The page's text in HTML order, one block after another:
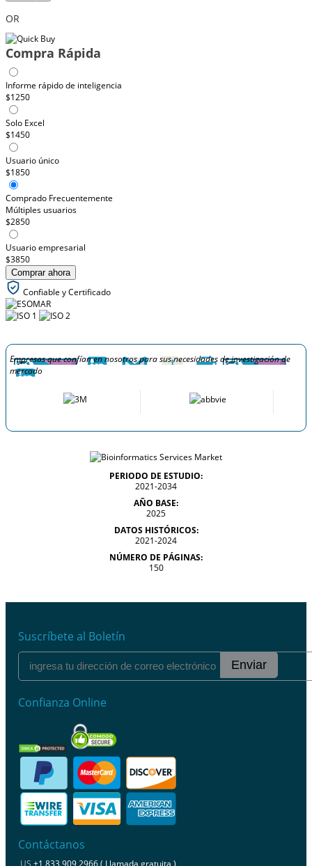
OR
Compra Rápida
Informe rápido de inteligencia
$1250
Solo Excel
$1450
Usuario único
$1850
Comprado Frecuentemente
Múltiples usuarios
$2850
Usuario empresarial
$3850
Comprar ahora
Confiable y Certificado
Empresas que confían en nosotros para sus necesidades de investigación de
mercado
PERIODO DE ESTUDIO:
2021-2034
AÑO BASE:
2025
DATOS HISTÓRICOS:
2021-2024
NÚMERO DE PÁGINAS:
150
Suscríbete al Boletín
Enviar
Confianza Online
Contáctanos
US +1 833 909 2966 ( Llamada gratuita )